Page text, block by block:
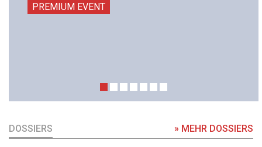
PREMIUM EVENT
DOSSIERS » MEHR DOSSIERS